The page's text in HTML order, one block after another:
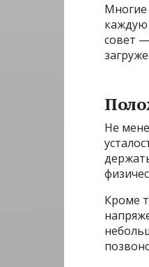
каждую
совет
Не
Кроме